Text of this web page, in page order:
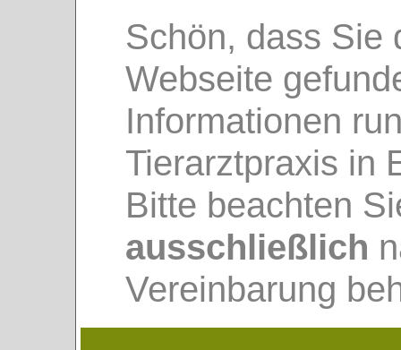
Schön, dass Sie
Webseite
Informationen
Tierarztpraxis in
Bitte beachten
ausschließlich
Vereinbarung